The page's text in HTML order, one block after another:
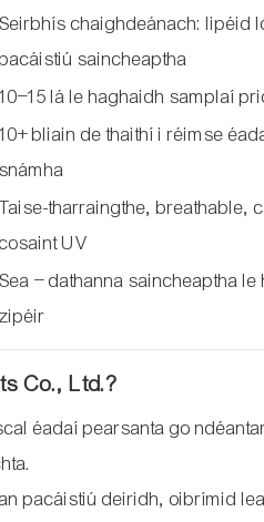
Seirbhís chaighdeánach: lipéid
saincheaptha
lá le haghaidh samplaí
bliain de thaithí i réimse
snámha
Taise-tharraingthe, breathable,
cosaint UV
Sea – dathanna saincheaptha
zipéir
Co., Ltd.?
éadaí pearsanta go
pacáistiú deiridh, oibrímid